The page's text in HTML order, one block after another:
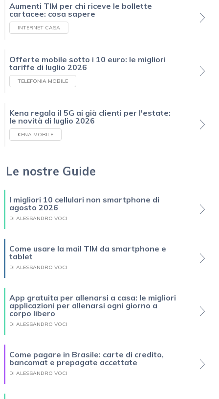
Aumenti TIM per chi riceve le bollette
cartacee: cosa sapere
INTERNET CASA
Offerte mobile sotto i 10 euro: le migliori
tariffe di luglio 2026
TELEFONIA MOBILE
Kena regala il 5G ai già clienti per l'estate:
le novità di luglio 2026
KENA MOBILE
Le nostre Guide
I migliori 10 cellulari non smartphone di
agosto 2026
DI ALESSANDRO VOCI
Come usare la mail TIM da smartphone e
tablet
DI ALESSANDRO VOCI
App gratuita per allenarsi a casa: le migliori
applicazioni per allenarsi ogni giorno a
corpo libero
DI ALESSANDRO VOCI
Come pagare in Brasile: carte di credito,
bancomat e prepagate accettate
DI ALESSANDRO VOCI